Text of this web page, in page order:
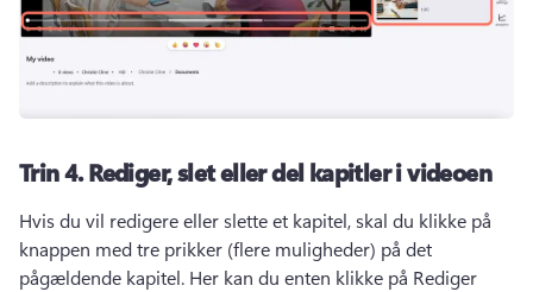
Trin 4.Rediger, slet eller del kapitler i videoen
Hvis du vil redigere eller slette et kapitel, skal du klikke på
knappen med tre prikker (flere muligheder) på det
pågældende kapitel. Her kan du enten klikke på Rediger